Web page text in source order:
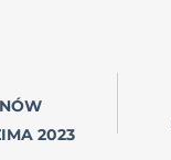
2023